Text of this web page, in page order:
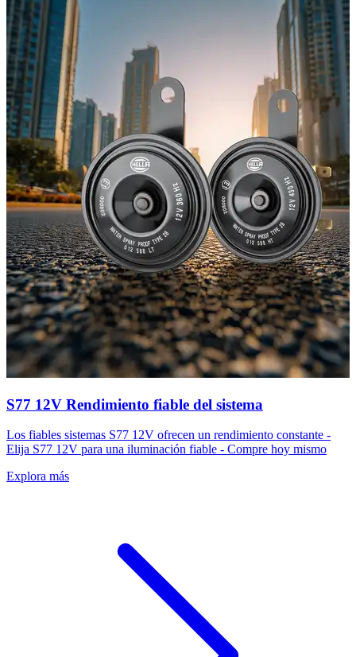
S77 12V Rendimiento fiable del sistema
Los fiables sistemas S77 12V ofrecen un rendimiento constante -
Elija S77 12V para una iluminación fiable - Compre hoy mismo
Explora más